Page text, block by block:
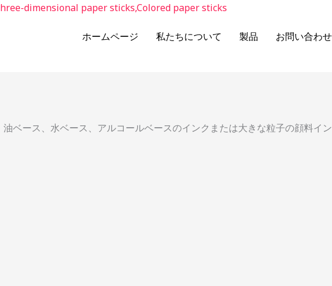
ホームページ 私たちについて 製品 お問い合わせ
ベース、水ベース、アルコールベースのインクまたは大きな粒子の顔料イン